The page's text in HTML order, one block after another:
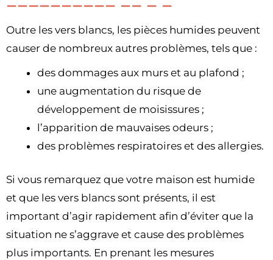
Outre les vers blancs, les pièces humides peuvent
causer de nombreux autres problèmes, tels que :
des dommages aux murs et au plafond ;
une augmentation du risque de
développement de moisissures ;
l’apparition de mauvaises odeurs ;
des problèmes respiratoires et des allergies.
Si vous remarquez que votre maison est humide
et que les vers blancs sont présents, il est
important d’agir rapidement afin d’éviter que la
situation ne s’aggrave et cause des problèmes
plus importants. En prenant les mesures